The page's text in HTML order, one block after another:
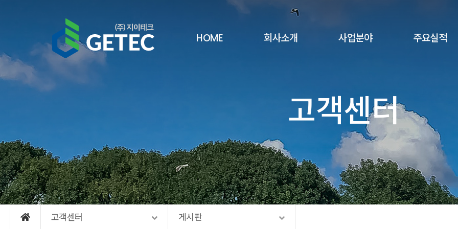
HOME 회사소개 사업분야 주요실적
고객센터
고객센터 게시판